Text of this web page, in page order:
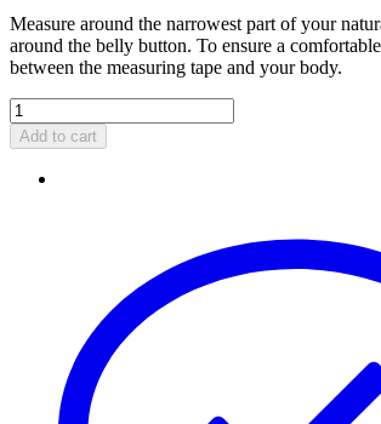
Measure around the narrowest part of your
around the belly button. To ensure a
between the measuring tape and your body.
Add to cart